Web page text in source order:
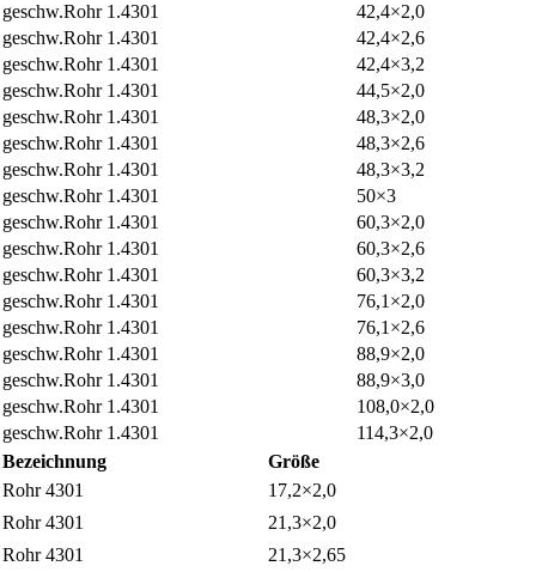
geschw.Rohr 1.4301
42,4×2,0
geschw.Rohr 1.4301
42,4×2,6
geschw.Rohr 1.4301
42,4×3,2
geschw.Rohr 1.4301
44,5×2,0
geschw.Rohr 1.4301
48,3×2,0
geschw.Rohr 1.4301
48,3×2,6
geschw.Rohr 1.4301
48,3×3,2
geschw.Rohr 1.4301
50×3
geschw.Rohr 1.4301
60,3×2,0
geschw.Rohr 1.4301
60,3×2,6
geschw.Rohr 1.4301
60,3×3,2
geschw.Rohr 1.4301
76,1×2,0
geschw.Rohr 1.4301
76,1×2,6
geschw.Rohr 1.4301
88,9×2,0
geschw.Rohr 1.4301
88,9×3,0
geschw.Rohr 1.4301
108,0×2,0
geschw.Rohr 1.4301
114,3×2,0
Bezeichnung
Größe
Rohr 4301
17,2×2,0
Rohr 4301
21,3×2,0
Rohr 4301
21,3×2,65